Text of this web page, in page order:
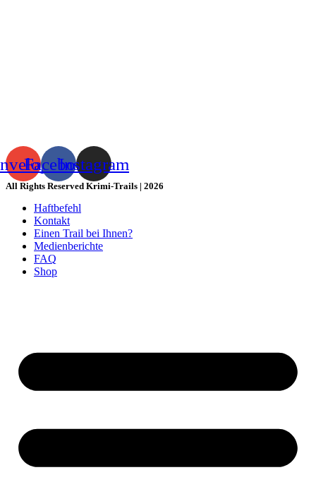
FacebookInstagram
All Rights Reserved Krimi-Trails | 2026
Haftbefehl
Kontakt
Einen Trail bei Ihnen?
Medienberichte
FAQ
Shop